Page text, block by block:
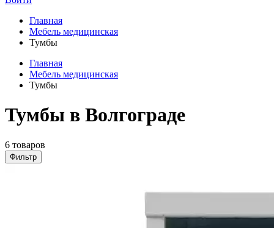
Главная
Мебель медицинская
Тумбы
Главная
Мебель медицинская
Тумбы
Тумбы в Волгограде
6 товаров
Фильтр